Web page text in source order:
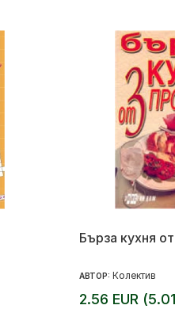
Бърза кухня
АВТОР: Колектив
2.56 EUR